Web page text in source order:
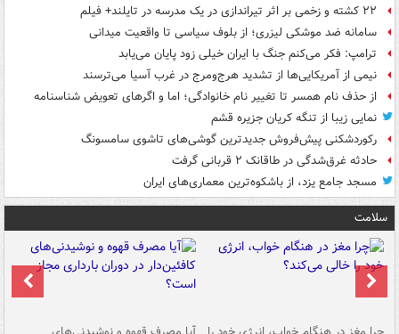
۲۲ کشته و زخمی بر اثر تیراندازی در یک مدرسه در تایلند+ فیلم
سامانه ضد موشکی لیزری؛ از بلوف سیاسی تا واقعیت میدانی
ترامپ: فکر می‌کنم جنگ با ایران خیلی زود پایان می‌یابد
نیمی از آمریکایی‌ها از تشدید هرج‌ومرج در غرب آسیا می‌ترسند
از حذف نام همسر تا تغییر نام خانوادگی؛ اما و اگرهای تعویض شناسنامه
نمایی زیبا از تنگه کریان جزیره قشم
رکوردشکنی پیش‌فروش جدیدترین گوشی‌های تاشوی سامسونگ
حادثه غرق‌شدگی در طاقانک ۲ قربانی گرفت
مسجد جامع یزد، از باشکوه‌ترین معماری‌های ایران
سلامت